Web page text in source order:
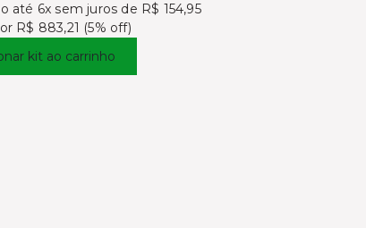
até 6x sem juros de R$ 154,95
R$ 883,21 (5% off)
kit ao carrinho